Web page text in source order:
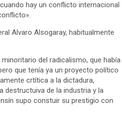
hay un conflicto internacional
Alvaro Alsogaray, habitualmente
del radicalismo, que había
que tenía ya un proyecto político
crtítica a la dictadura,
destructuiva de la industria y la
supo constuir su prestigio con